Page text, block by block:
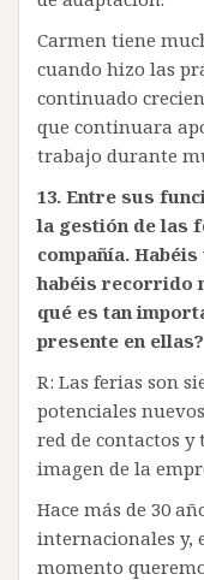
Carmen tiene
cuando hizo las
continuado
que continuara
trabajo durante
13. Entre sus
la gestión de las
compañía.
habéis recorrido
qué es tan
presente en ellas?
R: Las ferias son
potenciales
red de contactos
imagen de la
Hace más de 30
internacionales y,
momento